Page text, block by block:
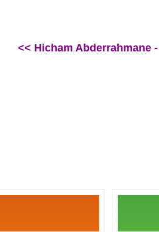
<< Hicham Abderrahmane